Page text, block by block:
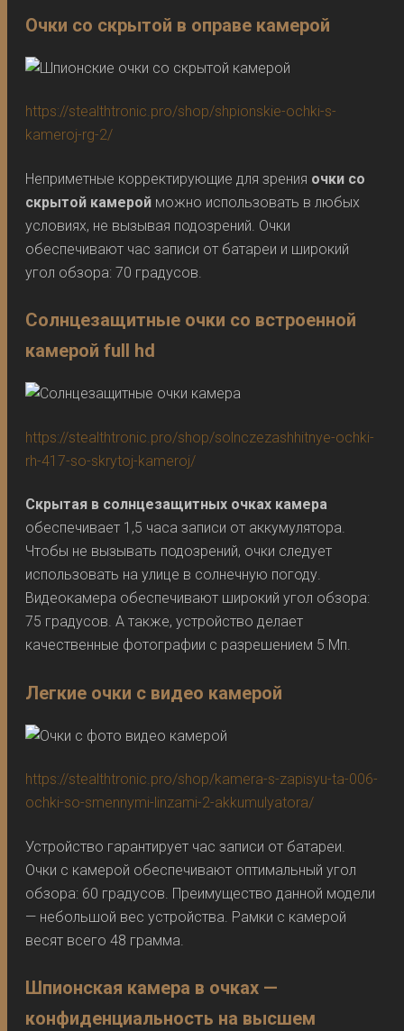
Очки со скрытой в оправе камерой
https://stealthtronic.pro/shop/shpionskie-ochki-s-
kameroj-rg-2/
Неприметные корректирующие для зрения очки со
скрытой камерой можно использовать в любых
условиях, не вызывая подозрений. Очки
обеспечивают час записи от батареи и широкий
угол обзора: 70 градусов.
Солнцезащитные очки со встроенной
камерой full hd
https://stealthtronic.pro/shop/solnczezashhitnye-ochki-
rh-417-so-skrytoj-kameroj/
Скрытая в солнцезащитных очках камера
обеспечивает 1,5 часа записи от аккумулятора.
Чтобы не вызывать подозрений, очки следует
использовать на улице в солнечную погоду.
Видеокамера обеспечивают широкий угол обзора:
75 градусов. А также, устройство делает
качественные фотографии с разрешением 5 Мп.
Легкие очки с видео камерой
https://stealthtronic.pro/shop/kamera-s-zapisyu-ta-006-
ochki-so-smennymi-linzami-2-akkumulyatora/
Устройство гарантирует час записи от батареи.
Очки с камерой обеспечивают оптимальный угол
обзора: 60 ​​градусов. Преимущество данной модели
— небольшой вес устройства. Рамки с камерой
весят всего 48 грамма.
Шпионская камера в очках —
конфиденциальность на высшем